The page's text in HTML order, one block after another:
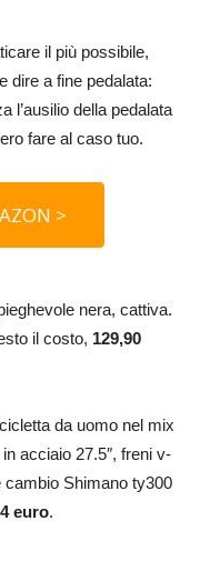
il più possibile,
dire a fine pedalata:
l’ausilio della pedalata
fare al caso tuo.
>
nera, cattiva.
il costo, 129,90
da uomo nel mix
in acciaio 27.5″, freni v-
cambio Shimano ty300
euro.